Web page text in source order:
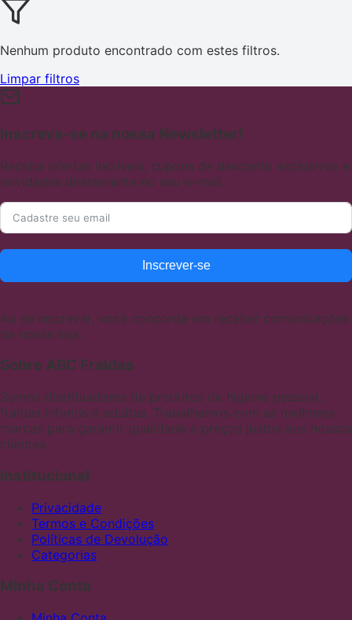
Nenhum produto encontrado com estes filtros.
Limpar filtros
Inscreva-se na nossa Newsletter!
Receba ofertas incríveis, cupons de desconto exclusivos e
novidades diretamente no seu e-mail.
Inscrever-se
Ao se inscrever, você concorda em receber comunicações
de nossa loja.
Sobre ABC Fraldas
Somos distribuidores de produtos de higiene pessoal,
fraldas infantis e adultas. Trabalhamos com as melhores
marcas para garantir qualidade e preços justos aos nossos
clientes
Institucional
Privacidade
Termos e Condições
Políticas de Devolução
Categorias
Minha Conta